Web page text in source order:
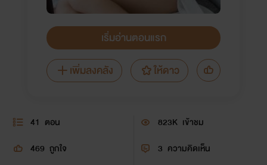
เริ่มอ่านตอนแรก
เพิ่มลงคลัง
ให้ดาว
41 ตอน 823K เข้าชม
469 ถูกใจ 3 ความคิดเห็น